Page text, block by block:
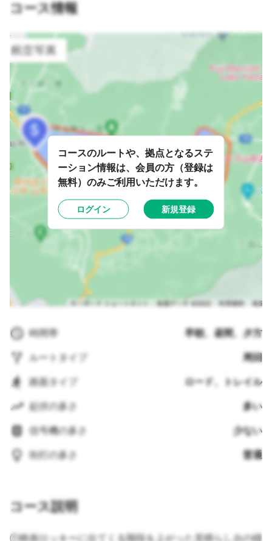
コース情報
時間帯 早朝、昼間、夕方
ルートタイプ 周回
路面タイプ ロード、トレイル
起伏の多さ 多い
信号機の多さ 少ない
街灯の多さ 普通
コース説明
①映画ロッキーに出てくる階段を上がった見晴らし台の様
コースのルートや、拠点となるステ
ーション情報は、会員の方（登録は
無料）のみご利用いただけます。
ログイン 新規登録